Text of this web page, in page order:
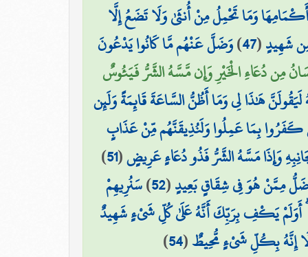
وَمَا تَحْمِلُ مِنْ أُنثَىٰ وَلَا تَضَعُ إِلَّا
شَهِيدٍ(
47
)وَضَلَّ عَنْهُم مَّا كَانُوا يَدْعُونَ
مِن دُعَاءِ الْخَيْرِ وَإِن مَّسَّهُ الشَّرُّ فَيَئُوسٌ
هَٰذَا لِي وَمَا أَظُنُّ السَّاعَةَ قَائِمَةً وَلَئِن
كَفَرُوا بِمَا عَمِلُوا وَلَنُذِيقَنَّهُم مِّنْ عَذَابٍ
وَإِذَا مَسَّهُ الشَّرُّ فَذُو دُعَاءٍ عَرِيضٍ(
51
)
مِمَّنْ هُوَ فِي شِقَاقٍ بَعِيدٍ(
52
)سَنُرِيهِمْ
أَوَلَمْ يَكْفِ بِرَبِّكَ أَنَّهُ عَلَىٰ كُلِّ شَيْءٍ شَهِيدٌ
إِنَّهُ بِكُلِّ شَيْءٍ مُّحِيطٌ(
54
)